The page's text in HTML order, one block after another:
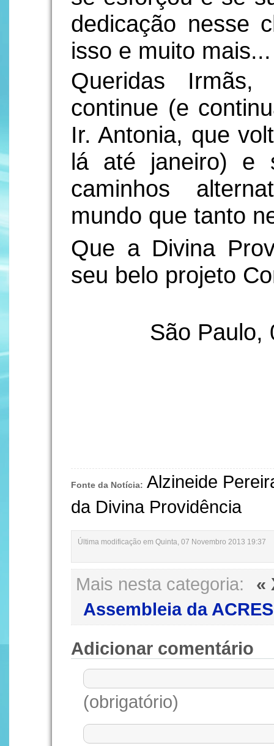
dedicação nesse
isso e muito mais...
Queridas Irmãs,
continue (e
Ir. Antonia, que
lá até janeiro) e
caminhos
mundo que tanto
Que a Divina
seu belo projeto
São Paulo,
Fonte da Notícia: Alzineide
da Divina Providência
Última modificação em Quinta, 07 Novembro 2013 19:37
Mais nesta categoria:
«
Assembleia da
Adicionar comentário
(obrigatório)